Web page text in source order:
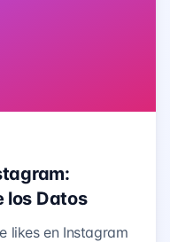
los Datos
likes en Instagram